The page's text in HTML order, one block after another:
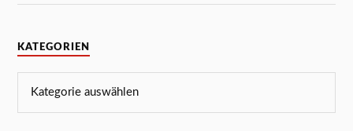
KATEGORIEN